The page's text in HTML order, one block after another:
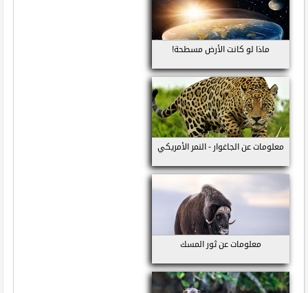
ماذا لو كانت الأرض مسطحة!
معلومات عن الجاغوار - النمر الأمريكي
معلومات عن ثور المسك